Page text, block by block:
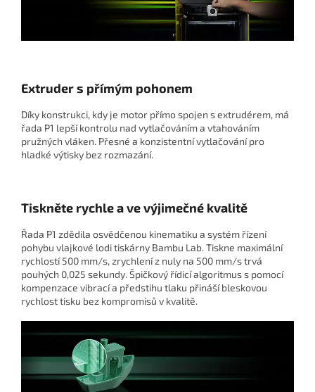
Extruder s přímým pohonem
Díky konstrukci, kdy je motor přímo spojen s extrudérem, má
řada P1 lepší kontrolu nad vytlačováním a vtahováním
pružných vláken. Přesné a konzistentní vytlačování pro
hladké výtisky bez rozmazání.
Tiskněte rychle a ve výjimečné kvalitě
Řada P1 zdědila osvědčenou kinematiku a systém řízení
pohybu vlajkové lodi tiskárny Bambu Lab. Tiskne maximální
rychlostí 500 mm/s, zrychlení z nuly na 500 mm/s trvá
pouhých 0,025 sekundy. Špičkový řídicí algoritmus s pomocí
kompenzace vibrací a předstihu tlaku přináší bleskovou
rychlost tisku bez kompromisů v kvalitě.